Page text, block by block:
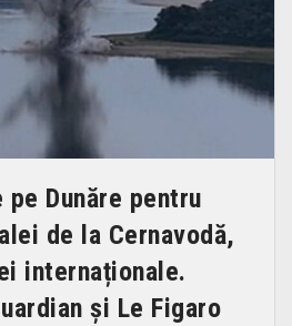
pe Dunăre pentru
de la Cernavodă,
internaționale.
și Le Figaro